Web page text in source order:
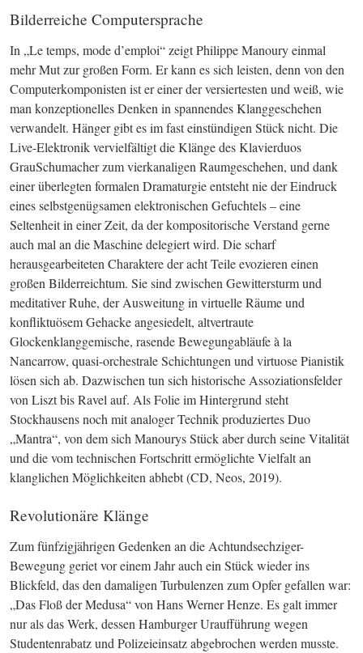
Bilderreiche Computersprache
In „Le temps, mode d’emploi“ zeigt Phi­lippe Manoury einmal
mehr Mut zur großen Form. Er kann es sich leisten, denn von den
Computerkomponisten ist er einer der versiertesten und weiß, wie
man konzeptionelles Denken in spannendes Klanggeschehen
verwandelt. Hänger gibt es im fast einstündigen Stück nicht. Die
Live-Elektronik vervielfältigt die Klänge des Klavierduos
GrauSchumacher zum vierkanaligen Raumgeschehen, und dank
einer überlegten formalen Dramaturgie entsteht nie der Eindruck
eines selbstgenügsamen elektronischen Gefuchtels – eine
Seltenheit in einer Zeit, da der kompositorische Verstand gerne
auch mal an die Maschine delegiert wird. Die scharf
herausgearbeiteten Charaktere der acht Teile evozieren einen
großen Bilderreichtum. Sie sind zwischen Gewittersturm und
meditativer Ruhe, der Ausweitung in virtuelle Räume und
konfliktuösem Gehacke angesiedelt, altvertraute
Glockenklanggemische, rasende Bewegungabläufe à la
Nancarrow, quasi-orchestrale Schichtungen und virtuose Pianistik
lösen sich ab. Dazwischen tun sich historische Assoziationsfelder
von Liszt bis Ravel auf. Als Folie im Hintergrund steht
Stockhausens noch mit analoger Technik produziertes Duo
„Mantra“, von dem sich Manourys Stück aber durch seine Vitalität
und die vom technischen Fortschritt ermöglichte Vielfalt an
klanglichen Möglichkeiten abhebt (CD, Neos, 2019).
Revolutionäre Klänge
Zum fünfzigjährigen Gedenken an die Achtundsechziger-
Bewegung geriet vor einem Jahr auch ein Stück wieder ins
Blickfeld, das den damaligen Turbulenzen zum Opfer gefallen war:
„Das Floß der Medusa“ von Hans Werner Henze. Es galt immer
nur als das Werk, dessen Hamburger Uraufführung wegen
Studentenrabatz und Polizeieinsatz abgebrochen werden musste.